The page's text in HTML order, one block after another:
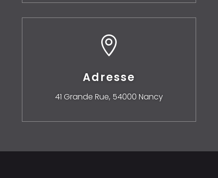

Adresse
41 Grande Rue, 54000 Nancy